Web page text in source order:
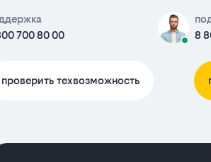
700 80 00
8
проверить техвозможность